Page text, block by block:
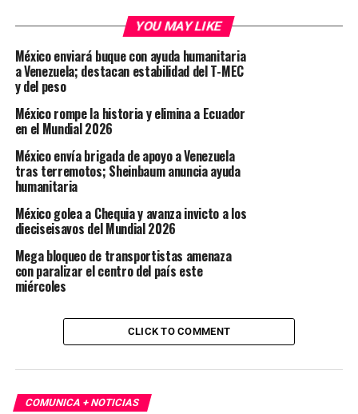
YOU MAY LIKE
México enviará buque con ayuda humanitaria
a Venezuela; destacan estabilidad del T-MEC
y del peso
México rompe la historia y elimina a Ecuador
en el Mundial 2026
México envía brigada de apoyo a Venezuela
tras terremotos; Sheinbaum anuncia ayuda
humanitaria
México golea a Chequia y avanza invicto a los
dieciseisavos del Mundial 2026
Mega bloqueo de transportistas amenaza
con paralizar el centro del país este
miércoles
CLICK TO COMMENT
COMUNICA + NOTICIAS